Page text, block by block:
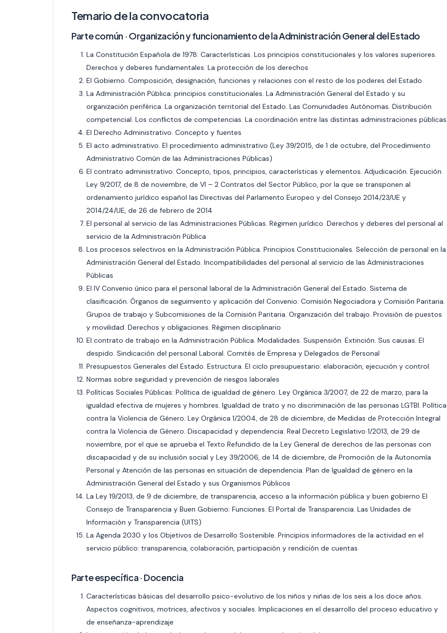
Temario de la convocatoria
Parte común · Organización y funcionamiento de la Administración General del Estado
La Constitución Española de 1978: Características. Los principios constitucionales y los valores superiores.
Derechos y deberes fundamentales. La protección de los derechos
El Gobierno. Composición, designación, funciones y relaciones con el resto de los poderes del Estado
La Administración Pública: principios constitucionales. La Administración General del Estado y su
organización periférica. La organización territorial del Estado. Las Comunidades Autónomas. Distribución
competencial. Los conflictos de competencias. La coordinación entre las distintas administraciones públicas
El Derecho Administrativo. Concepto y fuentes
El acto administrativo. El procedimiento administrativo (Ley 39/2015, de 1 de octubre, del Procedimiento
Administrativo Común de las Administraciones Públicas)
El contrato administrativo. Concepto, tipos, principios, características y elementos. Adjudicación. Ejecución.
Ley 9/2017, de 8 de noviembre, de VI – 2 Contratos del Sector Público, por la que se transponen al
ordenamiento jurídico español las Directivas del Parlamento Europeo y del Consejo 2014/23/UE y
2014/24/UE, de 26 de febrero de 2014
El personal al servicio de las Administraciones Públicas. Régimen jurídico. Derechos y deberes del personal al
servicio de la Administración Pública
Los procesos selectivos en la Administración Pública. Principios Constitucionales. Selección de personal en la
Administración General del Estado. Incompatibilidades del personal al servicio de las Administraciones
Públicas
El IV Convenio único para el personal laboral de la Administración General del Estado. Sistema de
clasificación. Órganos de seguimiento y aplicación del Convenio: Comisión Negociadora y Comisión Paritaria.
Grupos de trabajo y Subcomisiones de la Comisión Paritaria. Organización del trabajo. Provisión de puestos
y movilidad. Derechos y obligaciones. Régimen disciplinario
El contrato de trabajo en la Administración Pública. Modalidades. Suspensión. Extinción. Sus causas. El
despido. Sindicación del personal Laboral. Comités de Empresa y Delegados de Personal
Presupuestos Generales del Estado. Estructura. El ciclo presupuestario: elaboración, ejecución y control
Normas sobre seguridad y prevención de riesgos laborales
Políticas Sociales Públicas: Política de igualdad de género. Ley Orgánica 3/2007, de 22 de marzo, para la
igualdad efectiva de mujeres y hombres. Igualdad de trato y no discriminación de las personas LGTBI. Política
contra la Violencia de Género. Ley Orgánica 1/2004, de 28 de diciembre, de Medidas de Protección Integral
contra la Violencia de Género. Discapacidad y dependencia: Real Decreto Legislativo 1/2013, de 29 de
noviembre, por el que se aprueba el Texto Refundido de la Ley General de derechos de las personas con
discapacidad y de su inclusión social y Ley 39/2006, de 14 de diciembre, de Promoción de la Autonomía
Personal y Atención de las personas en situación de dependencia. Plan de Igualdad de género en la
Administración General del Estado y sus Organismos Públicos
La Ley 19/2013, de 9 de diciembre, de transparencia, acceso a la información pública y buen gobierno El
Consejo de Transparencia y Buen Gobierno: Funciones. El Portal de Transparencia. Las Unidades de
Información y Transparencia (UITS)
La Agenda 2030 y los Objetivos de Desarrollo Sostenible. Principios informadores de la actividad en el
servicio público: transparencia, colaboración, participación y rendición de cuentas
Parte específica · Docencia
Características básicas del desarrollo psico-evolutivo de los niños y niñas de los seis a los doce años.
Aspectos cognitivos, motrices, afectivos y sociales. Implicaciones en el desarrollo del proceso educativo y
de enseñanza-aprendizaje